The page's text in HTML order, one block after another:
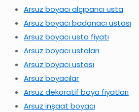
Arsuz boyacı alçıpancı usta
Arsuz boyacı badanacı ustası
Arsuz boyacı usta fiyatı
Arsuz boyacı ustaları
Arsuz boyacı ustası
Arsuz boyacılar
Arsuz dekoratif boya fiyatları
Arsuz inşaat boyacı